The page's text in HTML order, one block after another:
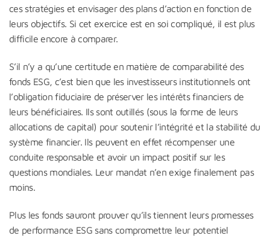
ces stratégies et envisager des plans d’action en fonction de
leurs objectifs. Si cet exercice est en soi compliqué, il est plus
difficile encore à comparer.
S’il n’y a qu’une certitude en matière de comparabilité des
fonds ESG, c’est bien que les investisseurs institutionnels ont
l’obligation fiduciaire de préserver les intérêts financiers de
leurs bénéficiaires. Ils sont outillés (sous la forme de leurs
allocations de capital) pour soutenir l’intégrité et la stabilité du
système financier. Ils peuvent en effet récompenser une
conduite responsable et avoir un impact positif sur les
questions mondiales. Leur mandat n’en exige finalement pas
moins.
Plus les fonds sauront prouver qu’ils tiennent leurs promesses
de performance ESG sans compromettre leur potentiel